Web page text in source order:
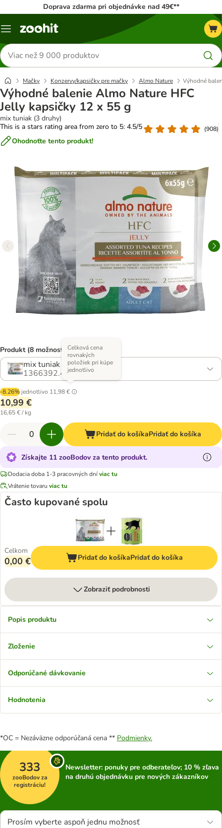
Doprava zdarma pri objednávke nad 49€**
Kategórie
Hľadať
produkty
Mačky Konzervy/kapsičky pre mačky Almo Nature Výhodné
Výhodné balenie Almo Nature HFC
Jelly kapsičky 12 x 55 g
mix tuniak (3 druhy)
This is a stars rating area from zero to 5: 4.5/5
(908)
Ohodnoťte tento produkt!
Produkt (8 možností)
mix tuniak (3 druhy)
1366392.4
-8.26% jednotlivo 11,98 €
Celková cena
rovnakých
položiek pri kúpe
jednotlivo
10,99 €
16,65 € / kg
Pridať do košíkaPridať do košíka
Získajte 11 zooBodov za tento produkt.
Dodacia doba 1-3 pracovných dníviac tu
Vrátenie tovaru viac tu
Často kupované spolu
Celkom
0,00 € Pridať do košíkaPridať do košíka
Zobraziť podrobnosti
Popis produktu
Zloženie
Odporúčané dávkovanie
Hodnotenia
*OC = Nezáväzne odporúčaná cena ** Podmienky.
333
zooBodov za
registráciu!
Newsletter: ponuky pre odberateľov; 10 % zľava
na druhú objednávku pre nových zákazníkov
Prosím vyberte aspoň jednu možnosť